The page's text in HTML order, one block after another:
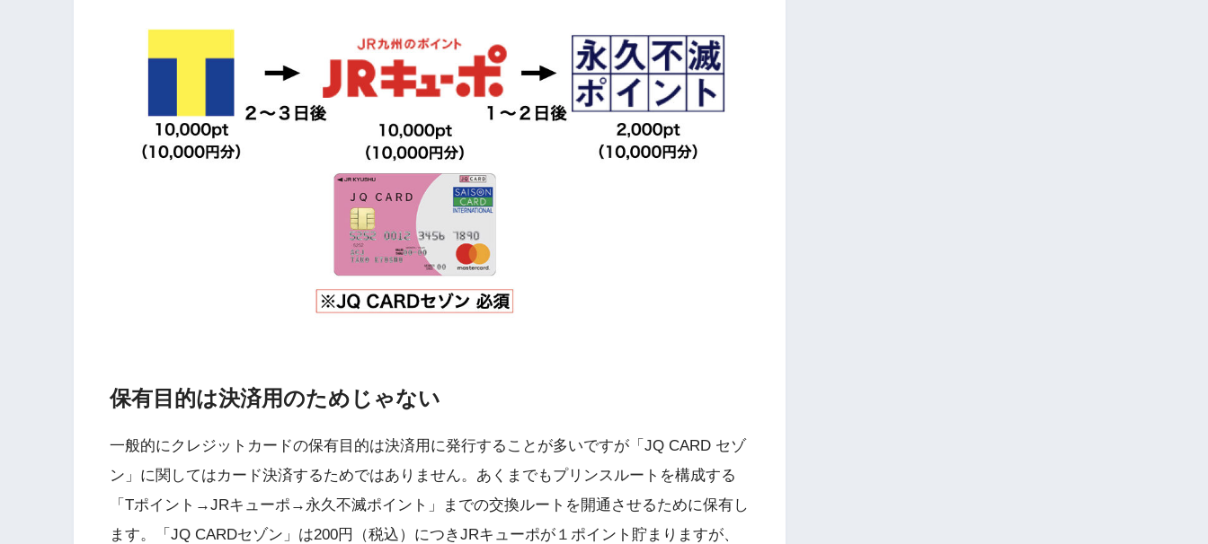
保有目的は決済用のためじゃない
一般的にクレジットカードの保有目的は決済用に発行することが多いですが「JQ CARD セゾ
ン」に関してはカード決済するためではありません。あくまでもプリンスルートを構成する
「Tポイント→JRキューポ→永久不滅ポイント」までの交換ルートを開通させるために保有し
ます。「JQ CARDセゾン」は200円（税込）につきJRキューポが１ポイント貯まりますが、